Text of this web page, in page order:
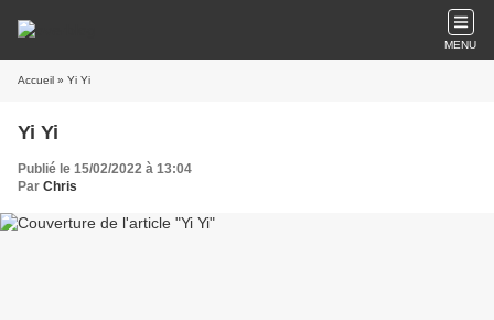
MENU
Accueil » Yi Yi
Yi Yi
Publié le 15/02/2022 à 13:04
Par Chris